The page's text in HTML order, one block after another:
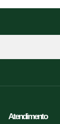
Atendimento